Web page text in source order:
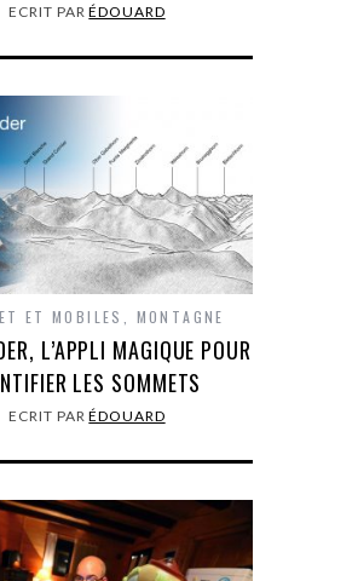
ECRIT PARÉDOUARD
ET MOBILES MONTAGNE
L’APPLI MAGIQUE POUR
LES SOMMETS
ECRIT PARÉDOUARD